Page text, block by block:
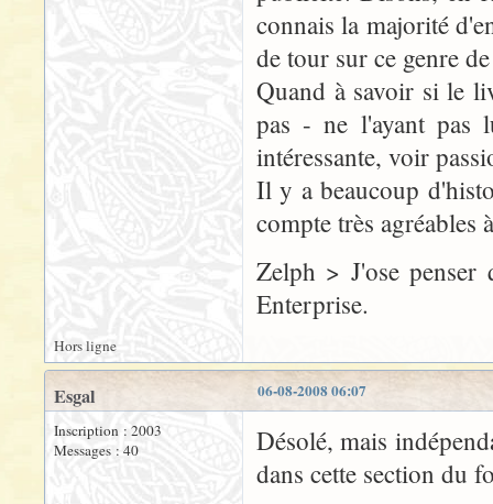
connais la majorité
de tour sur ce genre
Quand à savoir si le
pas - ne l'ayant pas
intéressante, voir
Il y a beaucoup
compte très agréables
Zelph > J'ose
Enterprise.
Hors ligne
06-08-2008 06:07
Esgal
Inscription : 2003
Messages : 40
Désolé, mais
dans cette section du